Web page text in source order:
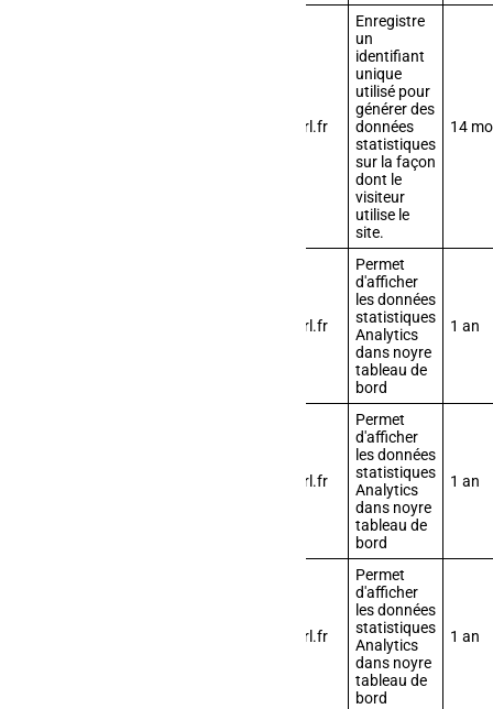
afmsarl.fr
Enregistre
un
identifiant
unique
utilisé pour
générer des
données
statistiques
sur la façon
dont le
visiteur
utilise le
site.
14
afmsarl.fr
Permet
d'afficher
les données
statistiques
Analytics
dans noyre
tableau de
bord
1 an
afmsarl.fr
Permet
d'afficher
les données
statistiques
Analytics
dans noyre
tableau de
bord
1 an
afmsarl.fr
Permet
d'afficher
les données
statistiques
Analytics
dans noyre
tableau de
bord
1 an